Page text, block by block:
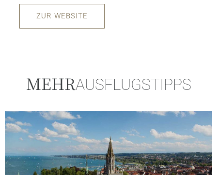
ZUR WEBSITE
MEHRAUSFLUGSTIPPS